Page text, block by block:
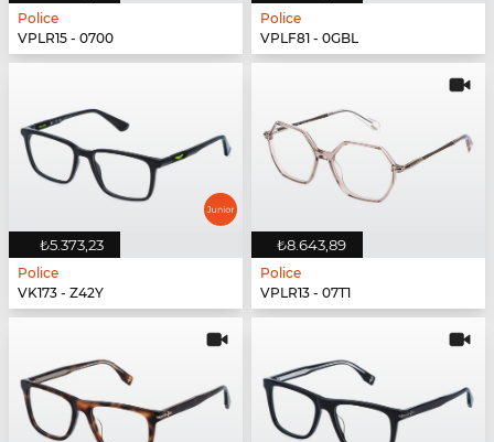
Police
VPLR15 - 0700
Police
VPLF81 - 0GBL
₺5.373,23
Police
VK173 - Z42Y
₺8.643,89
Police
VPLR13 - 07T1